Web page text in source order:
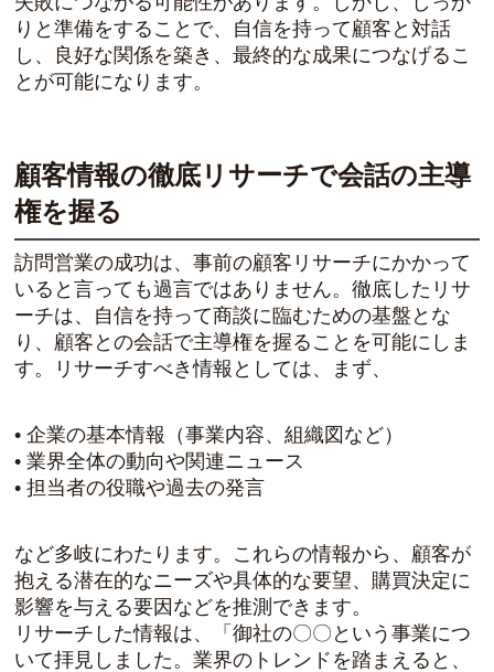
りと準備をすることで、自信を持って顧客と対話
し、良好な関係を築き、最終的な成果につなげるこ
とが可能になります。
顧客情報の徹底リサーチで会話の主導
権を握る
訪問営業の成功は、事前の顧客リサーチにかかって
いると言っても過言ではありません。徹底したリサ
ーチは、自信を持って商談に臨むための基盤とな
り、顧客との会話で主導権を握ることを可能にしま
す。リサーチすべき情報としては、まず、
• 企業の基本情報（事業内容、組織図など）
• 業界全体の動向や関連ニュース
• 担当者の役職や過去の発言
など多岐にわたります。これらの情報から、顧客が
抱える潜在的なニーズや具体的な要望、購買決定に
影響を与える要因などを推測できます。
リサーチした情報は、「御社の〇〇という事業につ
いて拝見しました。業界のトレンドを踏まえると、